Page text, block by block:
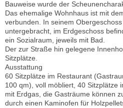
Bauweise wurde der
Das ehemalige Wohnhaus ist mit
verbunden. In seinem
untergebracht, im Erdgeschoss
ein Sozialraum, jeweils mit Bad.
Der zur Straße hin gelegene
Sitzplätze.
Ausstattung
60 Sitzplätze im Restaurant
100 qm), voll möbliert, 40 Sitzplätze
mit Erdgas, die Gasträume können
durch einen Kaminofen für